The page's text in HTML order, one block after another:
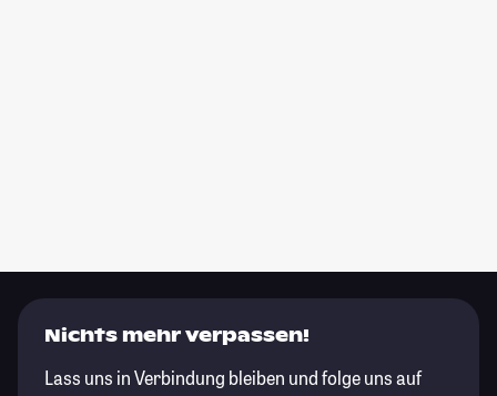
Nichts mehr verpassen!
Lass uns in Verbindung bleiben und folge uns auf